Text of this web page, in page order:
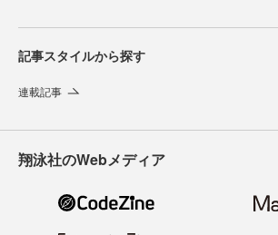
記事スタイルから探す
連載記事
翔泳社のWebメディア